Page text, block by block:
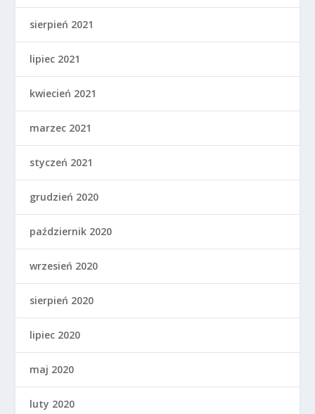
sierpień 2021
lipiec 2021
kwiecień 2021
marzec 2021
styczeń 2021
grudzień 2020
październik 2020
wrzesień 2020
sierpień 2020
lipiec 2020
maj 2020
luty 2020